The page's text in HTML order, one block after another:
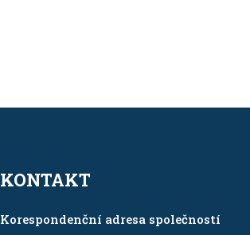
KONTAKT
Korespondenční adresa společností